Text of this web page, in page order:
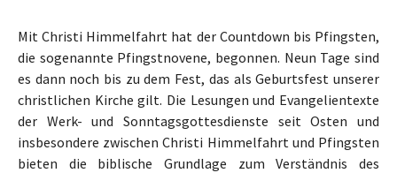
Mit Christi Himmelfahrt hat der Countdown bis Pfingsten,
die sogenannte Pfingstnovene, begonnen. Neun Tage sind
es dann noch bis zu dem Fest, das als Geburtsfest unserer
christlichen Kirche gilt. Die Lesungen und Evangelientexte
der Werk- und Sonntagsgottesdienste seit Osten und
insbesondere zwischen Christi Himmelfahrt und Pfingsten
bieten die biblische Grundlage zum Verständnis des